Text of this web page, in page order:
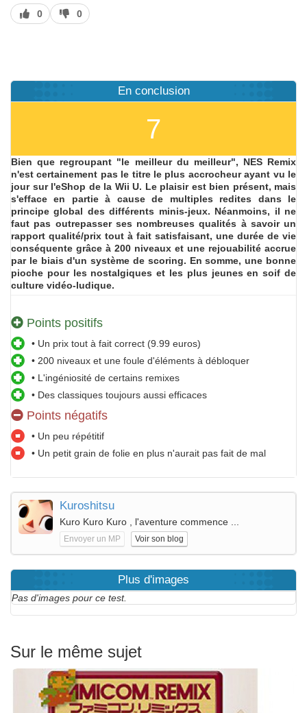
J’aime
0
J’aime
pas
0
En conclusion
7
Bien que regroupant "le meilleur du meilleur", NES Remix
n'est certainement pas le titre le plus accrocheur ayant vu le
jour sur l'eShop de la Wii U. Le plaisir est bien présent, mais
s'efface en partie à cause de multiples redites dans le
principe global des différents minis-jeux. Néanmoins, il ne
faut pas outrepasser ses nombreuses qualités à savoir un
rapport qualité/prix tout à fait satisfaisant, une durée de vie
conséquente grâce à 200 niveaux et une rejouabilité accrue
par le biais d'un système de scoring. En somme, une bonne
pioche pour les nostalgiques et les plus jeunes en soif de
culture vidéo-ludique.
Points positifs
• Un prix tout à fait correct (9.99 euros)
• 200 niveaux et une foule d'éléments à débloquer
• L'ingéniosité de certains remixes
• Des classiques toujours aussi efficaces
Points négatifs
• Un peu répétitif
• Un petit grain de folie en plus n'aurait pas fait de mal
Kuroshitsu
Kuro Kuro Kuro , l'aventure commence ...
Envoyer un MP Voir son blog
Plus d'images
Pas d'images pour ce test.
Sur le même sujet